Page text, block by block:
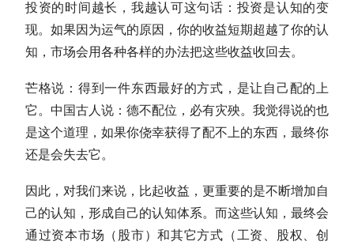
投资的时间越长，我越认可这句话： 投资是认知的变
现。如果因为运气的原因，你的收益短期超越了你的认
知，市场会用各种各样的办法把这些收益收回去。
芒格说： 得到一件东西最好的方式，是让自己配的上
它 。中国古人说： 德不配位，必有灾殃。我觉得说的也
是这个道理，如果你侥幸获得了配不上的东西，最终你
还是会失去它。
因此，对我们来说， 比起收益，更重要的是不断增加自
己的认知，形成自己的认知体系。而这些认知，最终会
通过资本市场（股市）和其它方式（工资、股权、创